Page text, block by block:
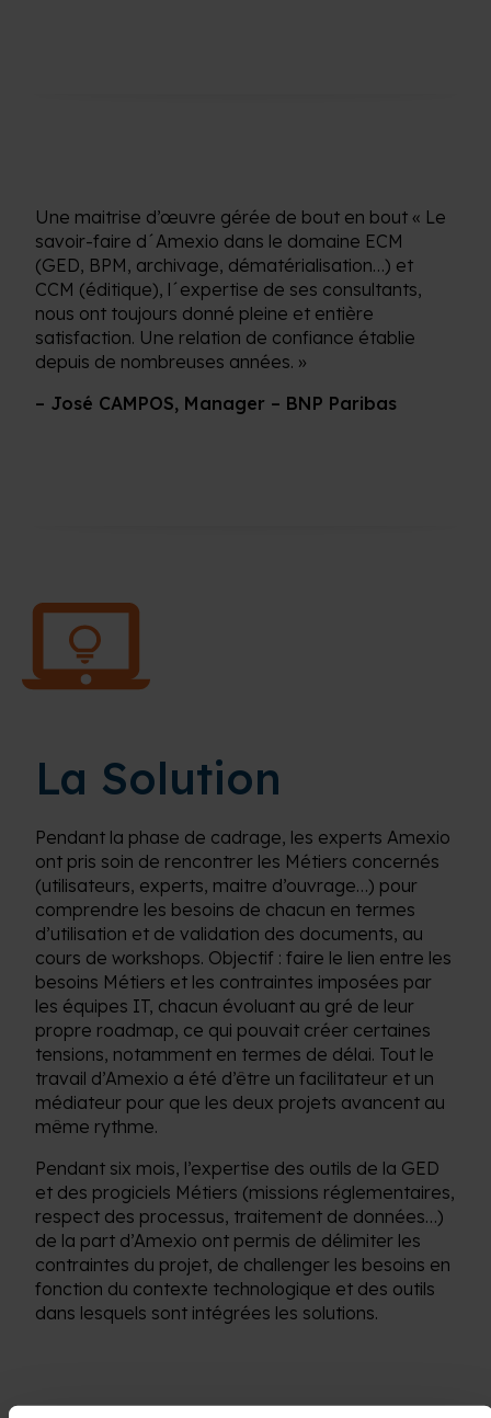
Une maitrise d’œuvre gérée de bout en bout « Le
savoir-faire d´Amexio dans le domaine ECM
(GED, BPM, archivage, dématérialisation…) et
CCM (éditique), l´expertise de ses consultants,
nous ont toujours donné pleine et entière
satisfaction. Une relation de confiance établie
depuis de nombreuses années. »
– José CAMPOS, Manager – BNP Paribas
La Solution
Pendant la phase de cadrage, les experts Amexio
ont pris soin de rencontrer les Métiers concernés
(utilisateurs, experts, maitre d’ouvrage…) pour
comprendre les besoins de chacun en termes
d’utilisation et de validation des documents, au
cours de workshops. Objectif : faire le lien entre les
besoins Métiers et les contraintes imposées par
les équipes IT, chacun évoluant au gré de leur
propre roadmap, ce qui pouvait créer certaines
tensions, notamment en termes de délai. Tout le
travail d’Amexio a été d’être un facilitateur et un
médiateur pour que les deux projets avancent au
même rythme.
Pendant six mois, l’expertise des outils de la GED
et des progiciels Métiers (missions réglementaires,
respect des processus, traitement de données…)
de la part d’Amexio ont permis de délimiter les
contraintes du projet, de challenger les besoins en
fonction du contexte technologique et des outils
dans lesquels sont intégrées les solutions.